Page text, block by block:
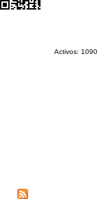
Activos: 1090